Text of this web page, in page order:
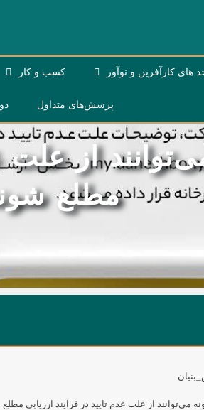
های کارآفرین و نوآور کسب و کار
پرسش‌های متداول
از علت
مطلع
می‌‌توانند از علت عدم تایید در فرآیند ارزیابی